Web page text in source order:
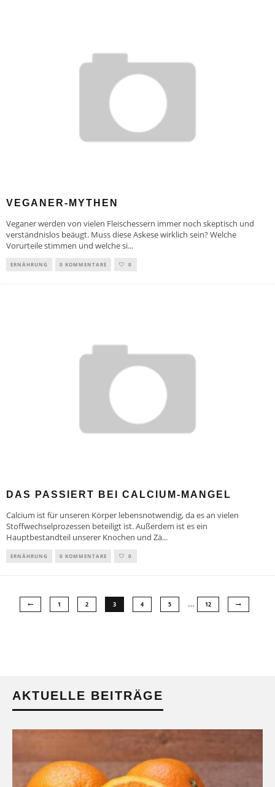
VEGANER-MYTHEN
Veganer werden von vielen Fleischessern immer noch skeptisch und
verständnislos beäugt. Muss diese Askese wirklich sein? Welche
Vorurteile stimmen und welche si...
ERNÄHRUNG 0 KOMMENTARE 0
DAS PASSIERT BEI CALCIUM-MANGEL
Calcium ist für unseren Körper lebensnotwendig, da es an vielen
Stoffwechselprozessen beteiligt ist. Außerdem ist es ein
Hauptbestandteil unserer Knochen und Zä...
ERNÄHRUNG 0 KOMMENTARE 0
1 2 3 4 5 … 12
AKTUELLE BEITRÄGE